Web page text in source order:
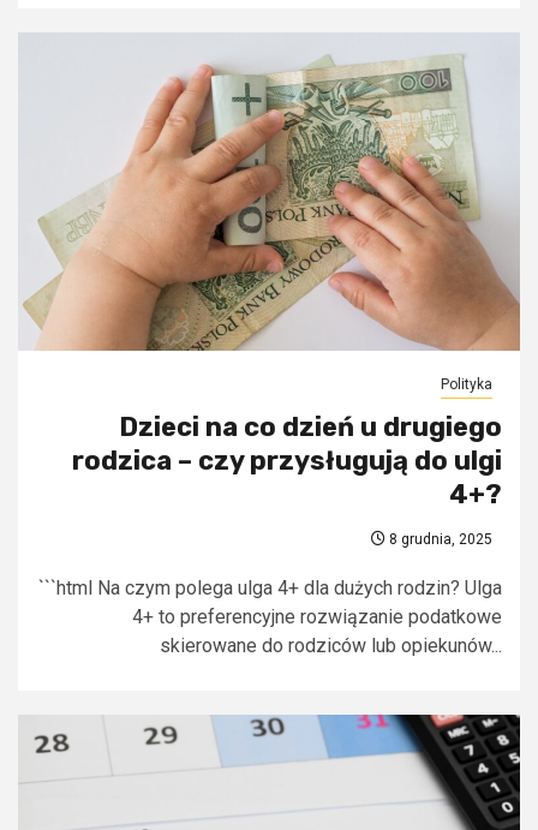
Polityka
Dzieci na co dzień u drugiego
rodzica – czy przysługują do ulgi
4+?
8 grudnia, 2025
```html Na czym polega ulga 4+ dla dużych rodzin? Ulga
4+ to preferencyjne rozwiązanie podatkowe
skierowane do rodziców lub opiekunów...